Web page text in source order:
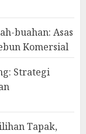
buahan: Asas
Komersial
Strategi
Tapak,